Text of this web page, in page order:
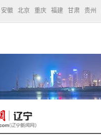
安徽 北京 重庆 福建 甘肃 贵州